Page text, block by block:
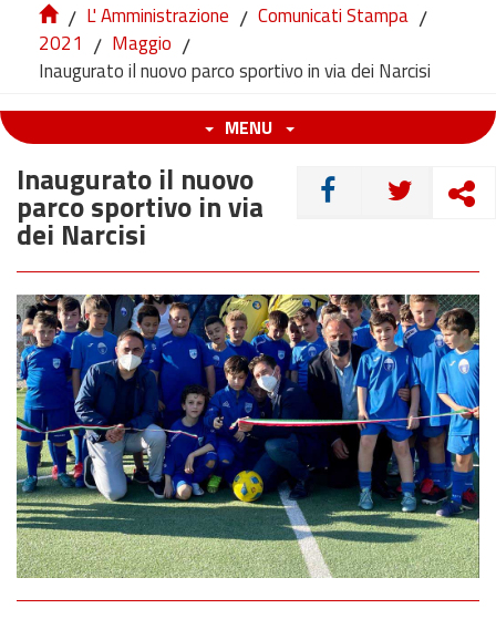
/ L' Amministrazione / Comunicati Stampa /
2021 / Maggio /
Inaugurato il nuovo parco sportivo in via dei Narcisi
MENU
CONDIVIDI
Inaugurato il nuovo
parco sportivo in via
dei Narcisi